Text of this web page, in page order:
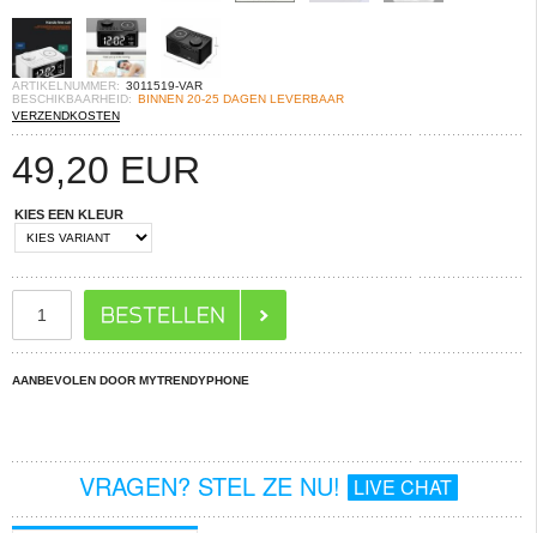
ARTIKELNUMMER: 3011519-VAR
BESCHIKBAARHEID: BINNEN 20-25 DAGEN LEVERBAAR
VERZENDKOSTEN
49,20 EUR
KIES EEN KLEUR
AANBEVOLEN DOOR MYTRENDYPHONE
VRAGEN? STEL ZE NU! LIVE CHAT